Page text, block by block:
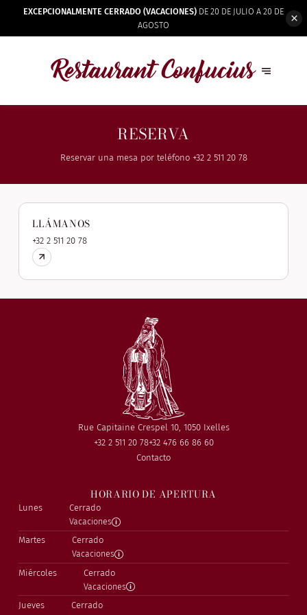
EXCEPCIONALMENTE CERRADO (VACACIONES) DE 20 DE JULIO A 20 DE
AGOSTO
RESERVA
Reservar una mesa por teléfono +32 2 511 20 78
LLÁMANOS
+32 2 511 20 78
Rue Capitaine Crespel 10, 1050 Ixelles
+32 2 511 20 78+32 476 66 86 60
Contacto
HORARIO DE APERTURA
Lunes
Cerrado
Vacaciones
Martes
Cerrado
Vacaciones
Miércoles
Cerrado
Vacaciones
Jueves
Cerrado